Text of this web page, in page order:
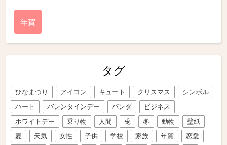
年賀
タグ
ひなまつり アイコン キュート クリスマス
シンボル
ハート
バレンタインデー パンダ
ビジネス
ホワイトデー
乗り物 人間 兎 冬 動物
壁紙
夏
天気 女性 子供 学校 家族 年賀
恋愛